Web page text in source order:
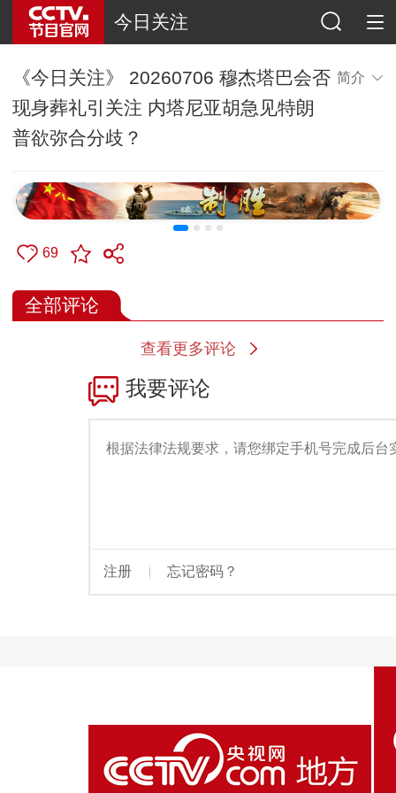
今日关注
《今日关注》 20260706 穆杰塔巴会否
现身葬礼引关注 内塔尼亚胡急见特朗
普欲弥合分歧？
简介
69
全部评论
查看更多评论